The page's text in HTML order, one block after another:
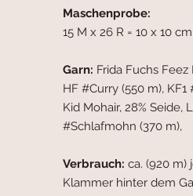
Maschenprobe:
15 M x 26 R = 10 x 10
Garn: Frida Fuchs
HF #Curry (550 m),
Kid Mohair, 28% Seide,
#Schlafmohn (370 m),
Verbrauch: ca. (920 m)
Klammer hinter dem